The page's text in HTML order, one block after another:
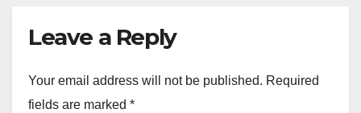
Leave a Reply
Your email address will not be published. Required
fields are marked *